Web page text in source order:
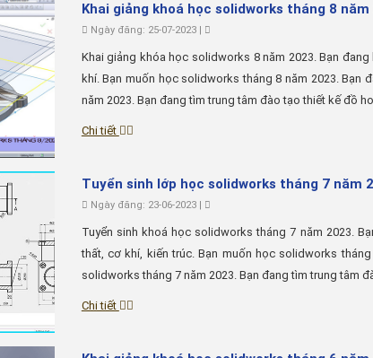
Khai giảng khoá học solidworks tháng 8 năm
Ngày đăng: 25-07-2023 |
Khai giảng khóa học solidworks 8 năm 2023. Bạn
khí. Bạn muốn học solidworks tháng 8 năm 2023. Bạn
năm 2023. Bạn đang tìm trung tâm đào tạo thiết kế đồ
Chi tiết
Tuyển sinh lớp học solidworks tháng 7 năm
Ngày đăng: 23-06-2023 |
Tuyển sinh khoá học solidworks tháng 7 năm 2023.
thất, cơ khí, kiến trúc. Bạn muốn học solidworks
solidworks tháng 7 năm 2023. Bạn đang tìm trung tâm
Chi tiết